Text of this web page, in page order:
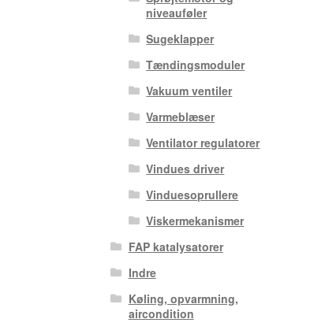
niveauføler
Sugeklapper
Tændingsmoduler
Vakuum ventiler
Varmeblæser
Ventilator regulatorer
Vindues driver
Vinduesoprullere
Viskermekanismer
FAP katalysatorer
Indre
Køling, opvarmning,
aircondition